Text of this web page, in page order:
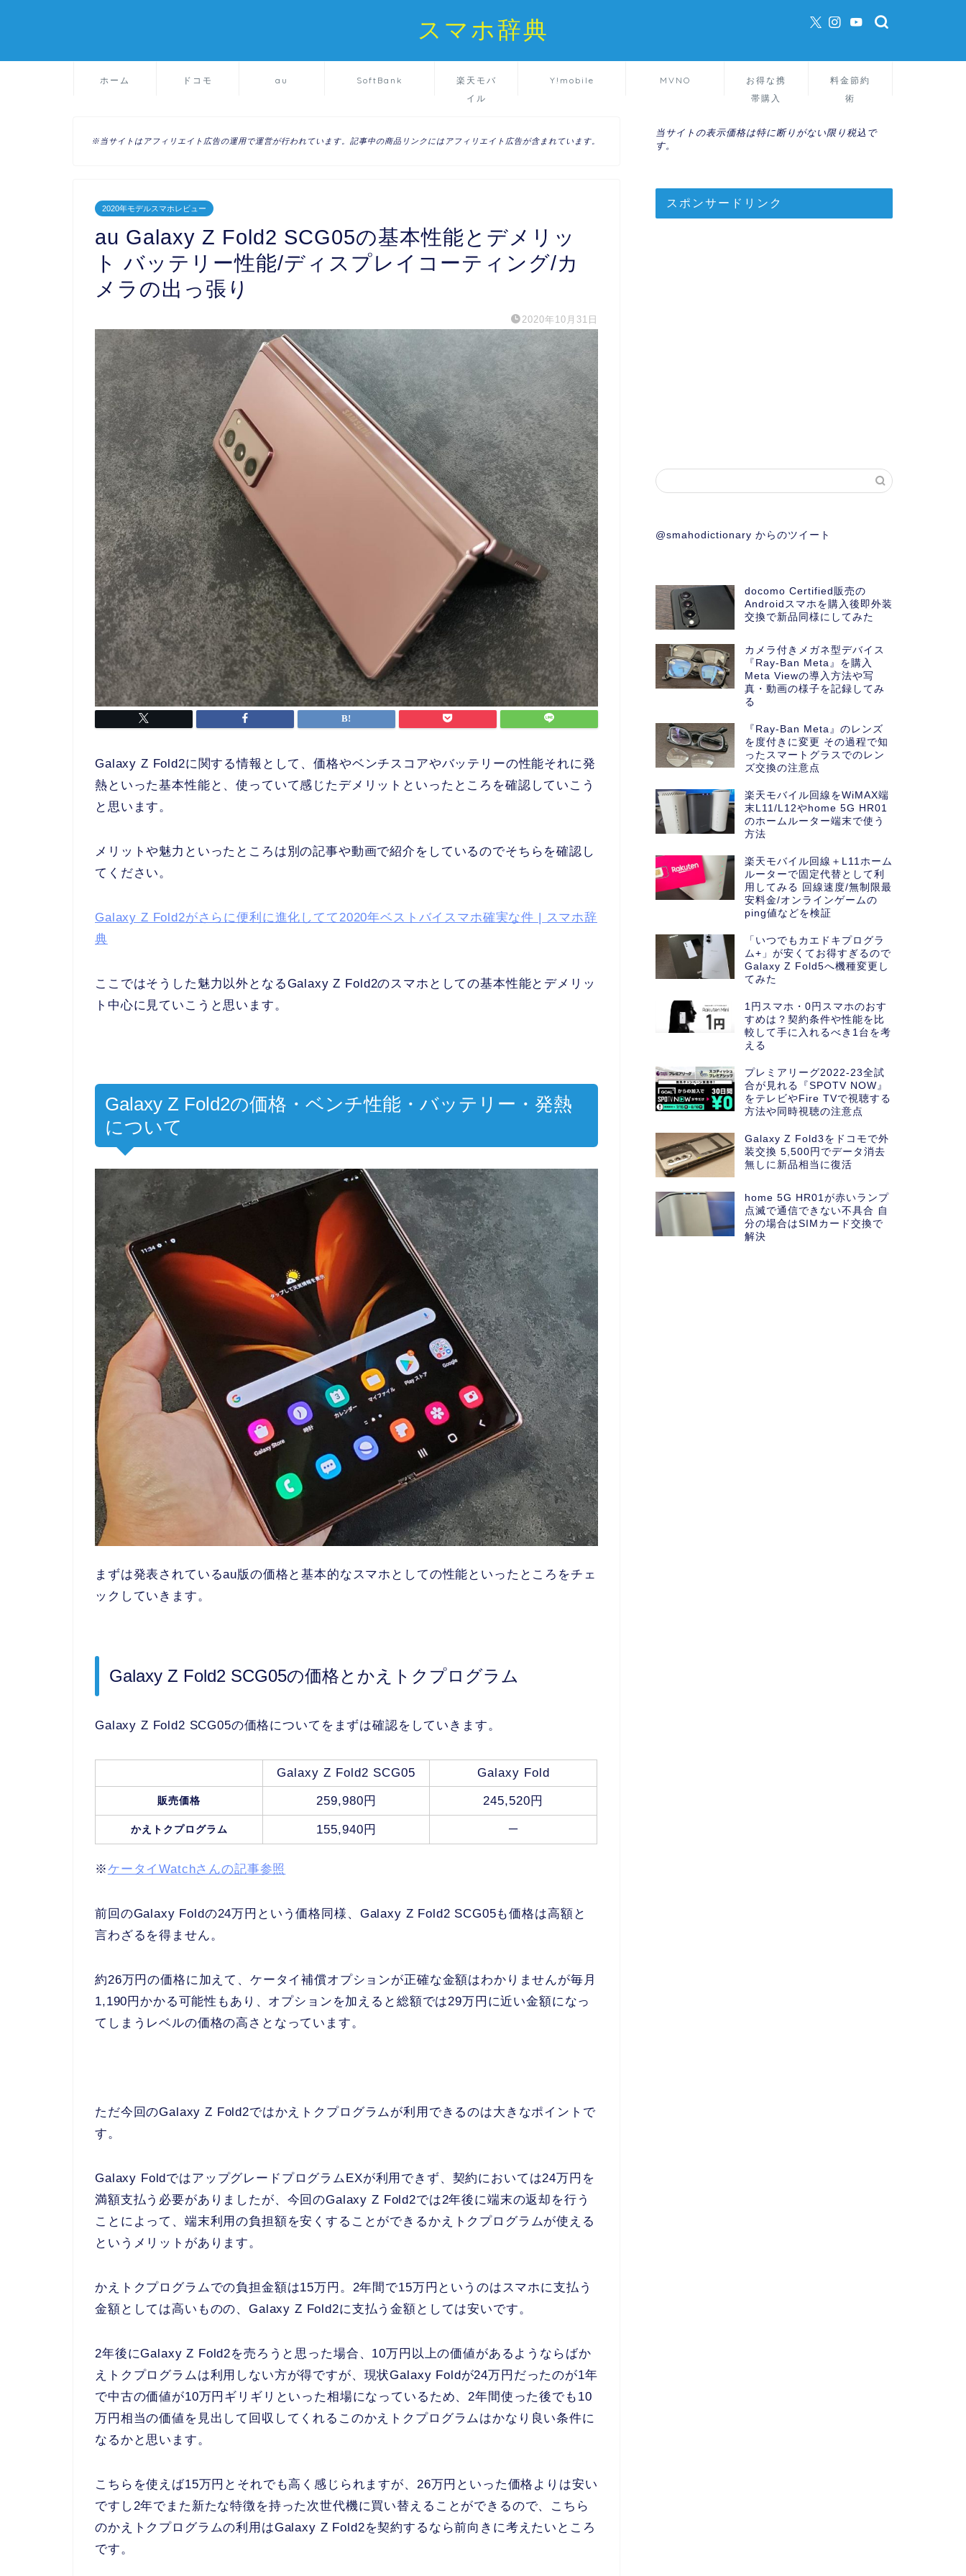
スマホ辞典
ホーム ドコモ au SoftBank
楽天モバ
イル
Y!mobile MVNO
お得な携
帯購入
料金節約
術
※当サイトはアフィリエイト広告の運用で運営が行われています。記事中の商品リンクにはアフィリエイト広告が含まれています。
2020年モデルスマホレビュー
au Galaxy Z Fold2 SCG05の基本性能とデメリッ
ト バッテリー性能/ディスプレイコーティング/カ
メラの出っ張り
2020年10月31日
Galaxy Z Fold2に関する情報として、価格やベンチスコアやバッテリーの性能それに発
熱といった基本性能と、使っていて感じたデメリットといったところを確認していこう
と思います。
メリットや魅力といったところは別の記事や動画で紹介をしているのでそちらを確認し
てください。
Galaxy Z Fold2がさらに便利に進化してて2020年ベストバイスマホ確実な件 | スマホ辞
典
ここではそうした魅力以外となるGalaxy Z Fold2のスマホとしての基本性能とデメリッ
ト中心に見ていこうと思います。
Galaxy Z Fold2の価格・ベンチ性能・バッテリー・発熱
について
まずは発表されているau版の価格と基本的なスマホとしての性能といったところをチェ
ックしていきます。
Galaxy Z Fold2 SCG05の価格とかえトクプログラム
Galaxy Z Fold2 SCG05の価格についてをまずは確認をしていきます。
Galaxy Z Fold2 SCG05 Galaxy Fold
販売価格 259,980円 245,520円
かえトクプログラム 155,940円 ─
※ケータイWatchさんの記事参照
前回のGalaxy Foldの24万円という価格同様、Galaxy Z Fold2 SCG05も価格は高額と
言わざるを得ません。
約26万円の価格に加えて、ケータイ補償オプションが正確な金額はわかりませんが毎月
1,190円かかる可能性もあり、オプションを加えると総額では29万円に近い金額になっ
てしまうレベルの価格の高さとなっています。
ただ今回のGalaxy Z Fold2ではかえトクプログラムが利用できるのは大きなポイントで
す。
Galaxy FoldではアップグレードプログラムEXが利用できず、契約においては24万円を
満額支払う必要がありましたが、今回のGalaxy Z Fold2では2年後に端末の返却を行う
ことによって、端末利用の負担額を安くすることができるかえトクプログラムが使える
というメリットがあります。
かえトクプログラムでの負担金額は15万円。2年間で15万円というのはスマホに支払う
金額としては高いものの、Galaxy Z Fold2に支払う金額としては安いです。
2年後にGalaxy Z Fold2を売ろうと思った場合、10万円以上の価値があるようならばか
えトクプログラムは利用しない方が得ですが、現状Galaxy Foldが24万円だったのが1年
で中古の価値が10万円ギリギリといった相場になっているため、2年間使った後でも10
万円相当の価値を見出して回収してくれるこのかえトクプログラムはかなり良い条件に
なるかと思います。
こちらを使えば15万円とそれでも高く感じられますが、26万円といった価格よりは安い
ですし2年でまた新たな特徴を持った次世代機に買い替えることができるので、こちら
のかえトクプログラムの利用はGalaxy Z Fold2を契約するなら前向きに考えたいところ
です。
当サイトの表示価格は特に断りがない限り税込で
す。
スポンサードリンク
@smahodictionary からのツイート
docomo Certified販売の
Androidスマホを購入後即外装
交換で新品同様にしてみた
カメラ付きメガネ型デバイス
『Ray-Ban Meta』を購入
Meta Viewの導入方法や写
真・動画の様子を記録してみ
る
『Ray-Ban Meta』のレンズ
を度付きに変更 その過程で知
ったスマートグラスでのレン
ズ交換の注意点
楽天モバイル回線をWiMAX端
末L11/L12やhome 5G HR01
のホームルーター端末で使う
方法
楽天モバイル回線＋L11ホーム
ルーターで固定代替として利
用してみる 回線速度/無制限最
安料金/オンラインゲームの
ping値などを検証
「いつでもカエドキプログラ
ム+」が安くてお得すぎるので
Galaxy Z Fold5へ機種変更し
てみた
1円スマホ・0円スマホのおす
すめは？契約条件や性能を比
較して手に入れるべき1台を考
える
プレミアリーグ2022-23全試
合が見れる『SPOTV NOW』
をテレビやFire TVで視聴する
方法や同時視聴の注意点
Galaxy Z Fold3をドコモで外
装交換 5,500円でデータ消去
無しに新品相当に復活
home 5G HR01が赤いランプ
点滅で通信できない不具合 自
分の場合はSIMカード交換で
解決